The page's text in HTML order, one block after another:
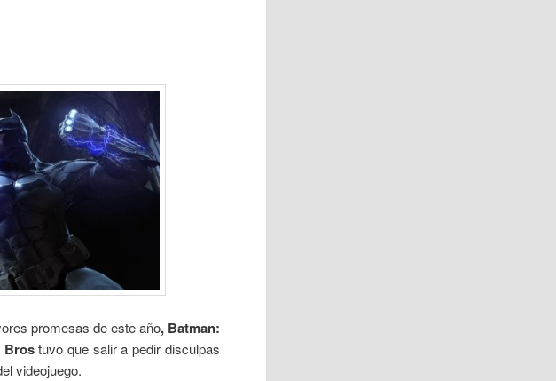
promesas de este año, Batman:
Brostuvo que salir a pedir disculpas
videojuego.